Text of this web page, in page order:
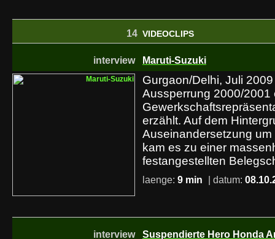
14 VIDEOCLIPS
interview Maruti-Suzuki
Gurgaon/Delhi, Juli
Aussperrung 2000/2001
erzählt. Auf dem
Auseinandersetzung
kam es zu einer
festangestellten
laenge: 9 min | datum:
interview Suspendierte Hero Honda